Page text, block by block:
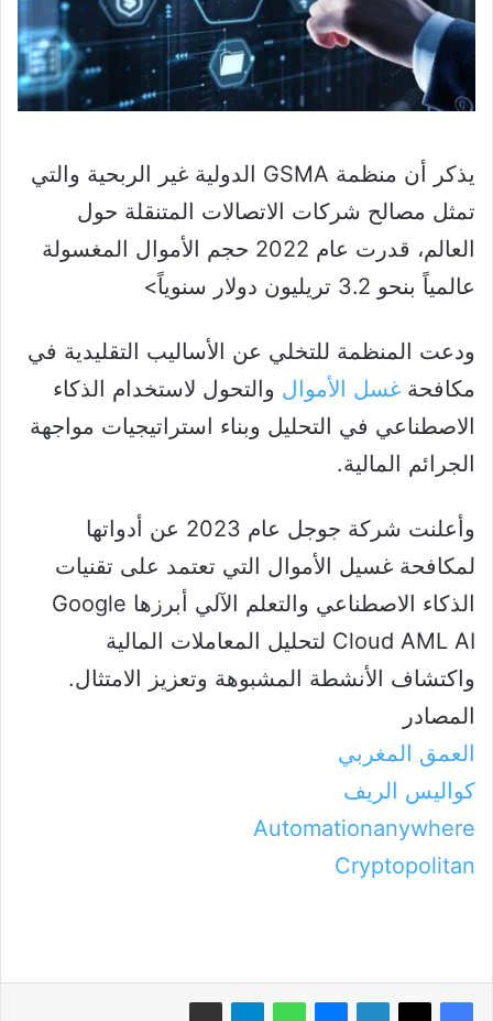
يذكر أن منظمة GSMA الدولية غير الربحية والتي
تمثل مصالح شركات الاتصالات المتنقلة حول
العالم، قدرت عام 2022 حجم الأموال المغسولة
عالمياً بنحو 3.2 تريليون دولار سنوياً>
ودعت المنظمة للتخلي عن الأساليب التقليدية في
مكافحة غسل الأموال والتحول لاستخدام الذكاء
الاصطناعي في التحليل وبناء استراتيجيات مواجهة
الجرائم المالية.
وأعلنت شركة جوجل عام 2023 عن أدواتها
لمكافحة غسيل الأموال التي تعتمد على تقنيات
الذكاء الاصطناعي والتعلم الآلي أبرزها Google
Cloud AML AI لتحليل المعاملات المالية
واكتشاف الأنشطة المشبوهة وتعزيز الامتثال.
المصادر
العمق المغربي
كواليس الريف
Automationanywhere
Cryptopolitan